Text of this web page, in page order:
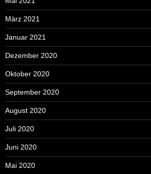
März 2021
Januar 2021
Dezember 2020
Oktober 2020
September 2020
August 2020
Juli 2020
Juni 2020
Mai 2020